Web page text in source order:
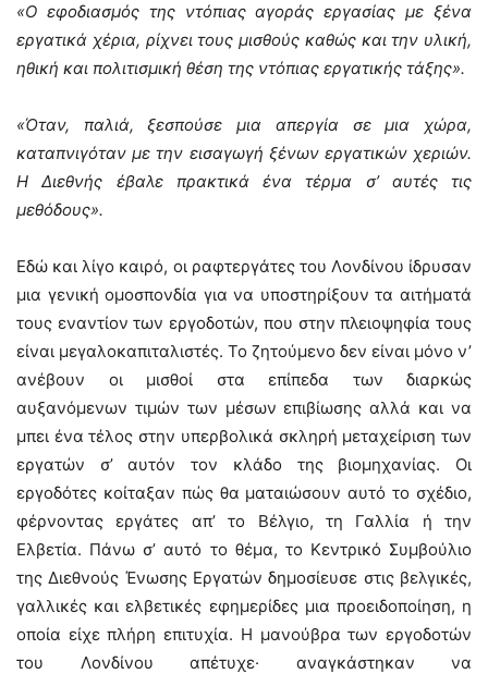
«Ο εφοδιασμός της ντόπιας αγοράς εργασίας με ξένα
εργατικά χέρια, ρίχνει τους μισθούς καθώς και την υλική,
ηθική και πολιτισμική θέση της ντόπιας εργατικής τάξης».
«Όταν, παλιά, ξεσπούσε μια απεργία σε μια χώρα,
καταπνιγόταν με την εισαγωγή ξένων εργατικών χεριών.
Η Διεθνής έβαλε πρακτικά ένα τέρμα σ’ αυτές τις
μεθόδους».
Εδώ και λίγο καιρό, οι ραφτεργάτες του Λονδίνου ίδρυσαν
μια γενική ομοσπονδία για να υποστηρίξουν τα αιτήματά
τους εναντίον των εργοδοτών, που στην πλειοψηφία τους
είναι μεγαλοκαπιταλιστές. Το ζητούμενο δεν είναι μόνο ν’
ανέβουν οι μισθοί στα επίπεδα των διαρκώς
αυξανόμενων τιμών των μέσων επιβίωσης αλλά και να
μπει ένα τέλος στην υπερβολικά σκληρή μεταχείριση των
εργατών σ’ αυτόν τον κλάδο της βιομηχανίας. Οι
εργοδότες κοίταξαν πώς θα ματαιώσουν αυτό το σχέδιο,
φέρνοντας εργάτες απ’ το Βέλγιο, τη Γαλλία ή την
Ελβετία. Πάνω σ’ αυτό το θέμα, το Κεντρικό Συμβούλιο
της Διεθνούς Ένωσης Εργατών δημοσίευσε στις βελγικές,
γαλλικές και ελβετικές εφημερίδες μια προειδοποίηση, η
οποία είχε πλήρη επιτυχία. Η μανούβρα των εργοδοτών
του Λονδίνου απέτυχε· αναγκάστηκαν να